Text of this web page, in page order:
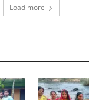
Load more